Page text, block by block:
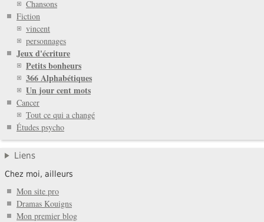
Chansons
Fiction
vincent
personnages
Jeux d'écriture
Petits bonheurs
366 Alphabétiques
Un jour cent mots
Cancer
Tout ce qui a changé
Études psycho
Liens
Chez moi, ailleurs
Mon site pro
Dramas Kouigns
Mon premier blog